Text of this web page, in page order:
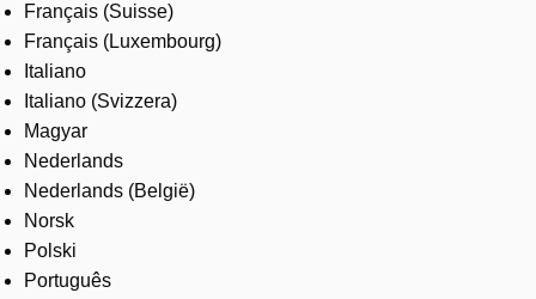
Français (Suisse)
Français (Luxembourg)
Italiano
Italiano (Svizzera)
Magyar
Nederlands
Nederlands (België)
Norsk
Polski
Português